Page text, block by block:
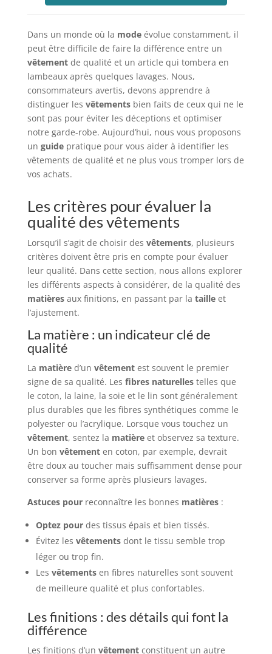
Dans un monde où la modeévolue constamment, il
peut être difficile de faire la différence entre un
vêtementde qualité et un article qui tombera en
lambeaux après quelques lavages. Nous,
consommateurs avertis, devons apprendre à
distinguer les vêtementsbien faits de ceux qui ne le
sont pas pour éviter les déceptions et optimiser
notre garde-robe. Aujourd’hui, nous vous proposons
un guidepratique pour vous aider à identifier les
vêtements de qualité et ne plus vous tromper lors de
vos achats.
Les critères pour évaluer la
qualité des vêtements
Lorsqu’il s’agit de choisir des vêtements, plusieurs
critères doivent être pris en compte pour évaluer
leur qualité. Dans cette section, nous allons explorer
les différents aspects à considérer, de la qualité des
matièresaux finitions, en passant par la tailleet
l’ajustement.
La matière : un indicateur clé de
qualité
La matièred’un vêtementest souvent le premier
signe de sa qualité. Les fibres naturellestelles que
le coton, la laine, la soie et le lin sont généralement
plus durables que les fibres synthétiques comme le
polyester ou l’acrylique. Lorsque vous touchez un
vêtement, sentez la matièreet observez sa texture.
Un bon vêtementen coton, par exemple, devrait
être doux au toucher mais suffisamment dense pour
conserver sa forme après plusieurs lavages.
Astuces pourreconnaître les bonnes matières:
Optez pourdes tissus épais et bien tissés.
Évitez les vêtementsdont le tissu semble trop
léger ou trop fin.
Les vêtementsen fibres naturelles sont souvent
de meilleure qualité et plus confortables.
Les finitions : des détails qui font la
différence
Les finitions d’un vêtementconstituent un autre